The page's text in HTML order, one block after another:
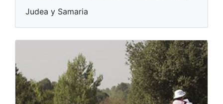
Judea y Samaria